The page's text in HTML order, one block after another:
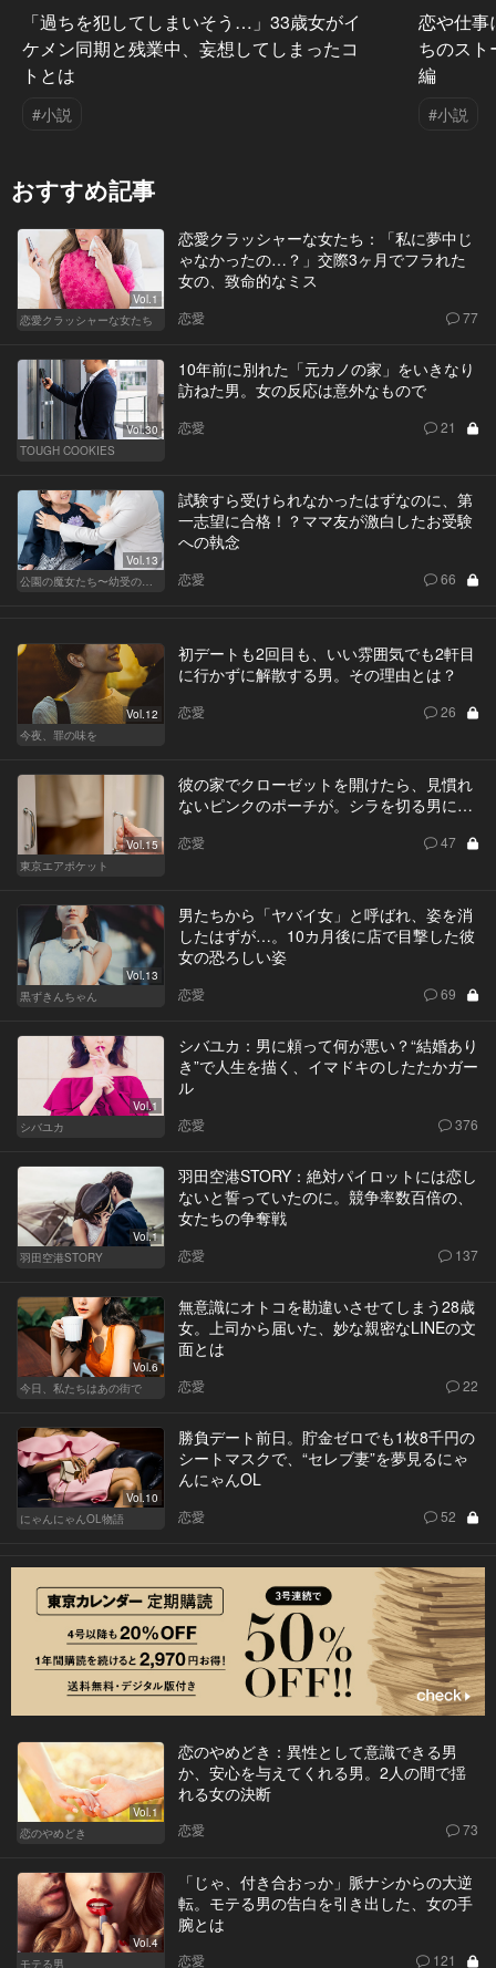
「過ちを犯してしまいそう…」33歳女がイ
ケメン同期と残業中、妄想してしまったコ
トとは
#小説
恋や仕事
ちのス
編
#小説
おすすめ記事
Vol.1
恋愛クラッシャーな女たち
恋愛クラッシャーな女たち：「私に夢中じ
ゃなかったの…？」交際3ヶ月でフラれた
女の、致命的なミス
恋愛 77
Vol.30
TOUGH COOKIES
10年前に別れた「元カノの家」をいきなり
訪ねた男。女の反応は意外なもので
恋愛 21
Vol.13
公園の魔女たち〜幼受の世界〜
試験すら受けられなかったはずなのに、第
一志望に合格！？ママ友が激白したお受験
への執念
恋愛 66
Vol.12
今夜、罪の味を
初デートも2回目も、いい雰囲気でも2軒目
に行かずに解散する男。その理由とは？
恋愛 26
Vol.15
東京エアポケット
彼の家でクローゼットを開けたら、見慣れ
ないピンクのポーチが。シラを切る男に…
恋愛 47
Vol.13
黒ずきんちゃん
男たちから「ヤバイ女」と呼ばれ、姿を消
したはずが…。10カ月後に店で目撃した彼
女の恐ろしい姿
恋愛 69
Vol.1
シバユカ
シバユカ：男に頼って何が悪い？“結婚あり
き”で人生を描く、イマドキのしたたかガー
ル
恋愛 376
Vol.1
羽田空港STORY
羽田空港STORY：絶対パイロットには恋し
ないと誓っていたのに。競争率数百倍の、
女たちの争奪戦
恋愛 137
Vol.6
今日、私たちはあの街で
無意識にオトコを勘違いさせてしまう28歳
女。上司から届いた、妙な親密なLINEの文
面とは
恋愛 22
Vol.10
にゃんにゃんOL物語
勝負デート前日。貯金ゼロでも1枚8千円の
シートマスクで、“セレブ妻”を夢見るにゃ
んにゃんOL
恋愛 52
Vol.1
恋のやめどき
恋のやめどき：異性として意識できる男
か、安心を与えてくれる男。2人の間で揺
れる女の決断
恋愛 73
Vol.4
モテる男
「じゃ、付き合おっか」脈ナシからの大逆
転。モテる男の告白を引き出した、女の手
腕とは
恋愛 121